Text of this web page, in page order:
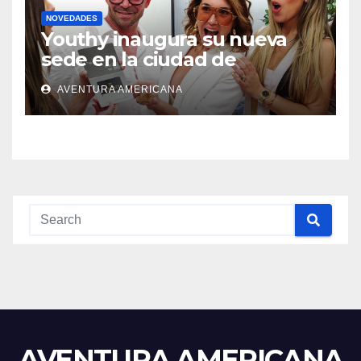
NOVEDADES
Youthy inaugura su nueva
sede en la ciudad de
Aventura
AVENTURA AMERICANA